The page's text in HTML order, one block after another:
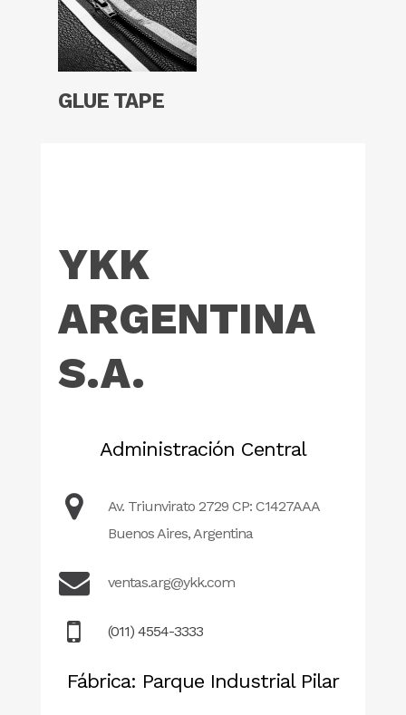
Read More
GLUE TAPE
YKK
ARGENTINA
S.A.
Administración Central
Av. Triunvirato 2729 CP: C1427AAA
Buenos Aires, Argentina
ventas.arg@ykk.com
(011) 4554-3333
Fábrica: Parque Industrial Pilar